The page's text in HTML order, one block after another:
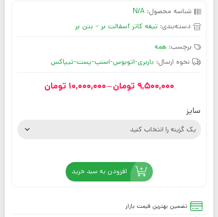
شناسه محصول: N/A
دسته‌بندی: تیغه کاتر آسفالت بر - بتن بر
برچسب: همه
نحوه ارسال: باربری-اتوبوس-اسنپ-پست-تیپاکس
9,500,000 تومان–
10,000,000 تومان
سایز
افزودن به سبد خرید
تضمین بهترین قیمت بازار